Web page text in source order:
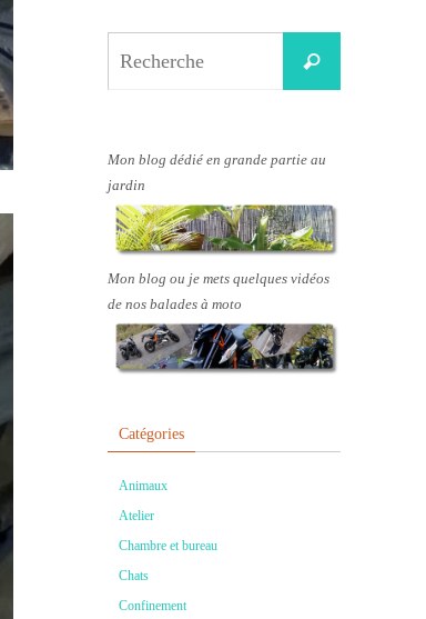
Recherche
Mon blog dédié en grande partie au
jardin
Mon blog ou je mets quelques vidéos
de nos balades à moto
Catégories
Animaux
Atelier
Chambre et bureau
Chats
Confinement